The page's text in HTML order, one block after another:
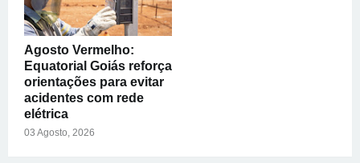
Agosto Vermelho:
Equatorial Goiás reforça
orientações para evitar
acidentes com rede
elétrica
03 Agosto, 2026